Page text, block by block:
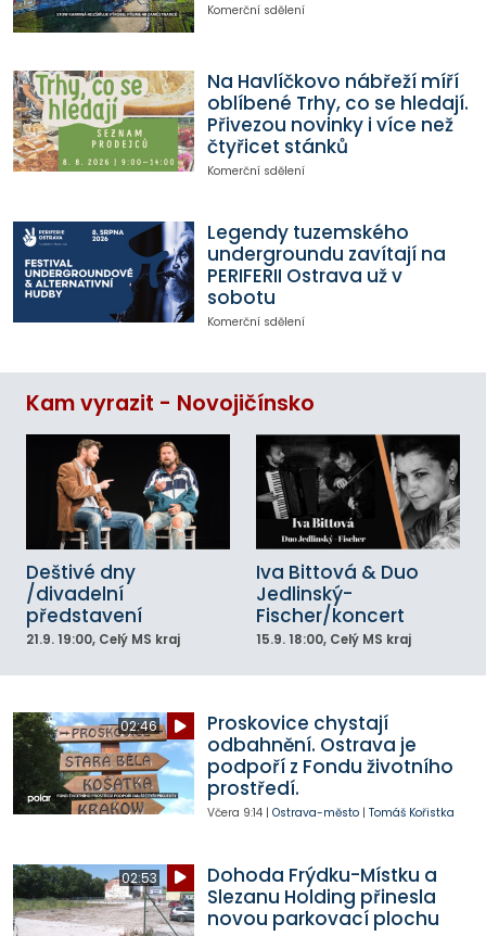
Komerční sdělení
Na Havlíčkovo nábřeží míří
oblíbené Trhy, co se hledají.
Přivezou novinky i více než
čtyřicet stánků
Komerční sdělení
Legendy tuzemského
undergroundu zavítají na
PERIFERII Ostrava už v
sobotu
Komerční sdělení
Kam vyrazit - Novojičínsko
Deštivé dny
/divadelní
představení
21.9. 19:00, Celý MS kraj
Iva Bittová & Duo
Jedlinský-
Fischer/koncert
15.9. 18:00, Celý MS kraj
02:46
Proskovice chystají
odbahnění. Ostrava je
podpoří z Fondu životního
prostředí.
Včera 9:14| Ostrava-město| Tomáš Kořistka
02:53
Dohoda Frýdku-Místku a
Slezanu Holding přinesla
novou parkovací plochu